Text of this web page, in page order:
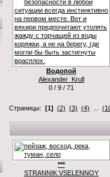
Водопой
Alexander_Krull
0 / 9 / 71
Страницы: [1] (2) (3) (4)
***
STRANNIK VSELENNOY